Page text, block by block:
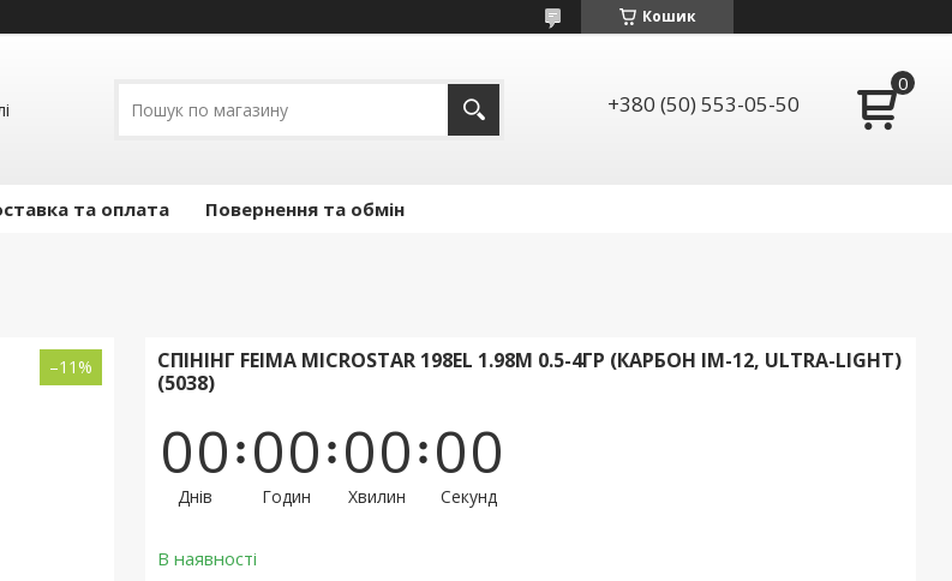
Кошик
+380 (50) 553-05-50
та оплата Повернення та обмін
–11%
СПІНІНГ FEIMA MICROSTAR 198EL 1.98М 0.5-4ГР (КАРБОН IM-12, ULTRA-LIGHT)
(5038)
00
Днів
00
Годин
00
Хвилин
00
Секунд
В наявності